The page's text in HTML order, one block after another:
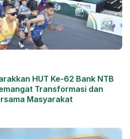
HUT Ke-62 Bank NTB
Transformasi dan
Masyarakat